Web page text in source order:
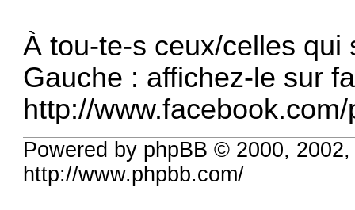
À tou-te-s ceux/celles
Gauche : affichez-le sur
http://
Powered by phpBB © 2000,
http://www.phpbb.com/